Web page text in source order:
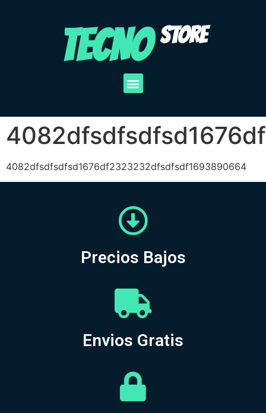
TECNO STORE
4082dfsdfsdfsd1676df2323232dfsdfsdf1693890664
Precios Bajos
Envios Gratis